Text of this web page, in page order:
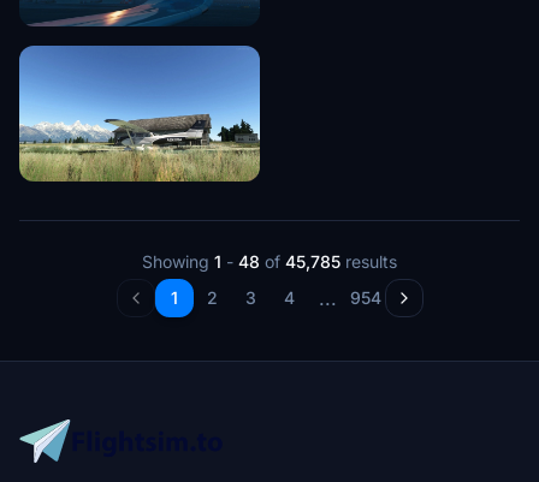
Showing 1 - 48 of 45,785 results
1
2 3 4 ... 954